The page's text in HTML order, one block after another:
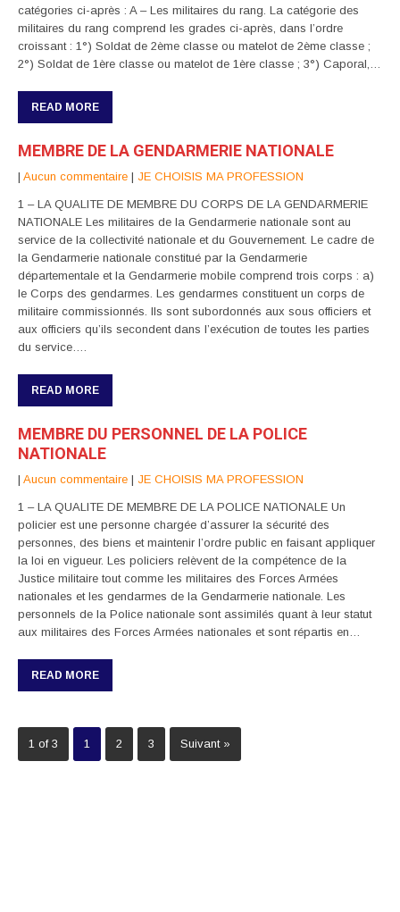
catégories ci-après : A – Les militaires du rang. La catégorie des
militaires du rang comprend les grades ci-après, dans l’ordre
croissant : 1°) Soldat de 2ème classe ou matelot de 2ème classe ;
2°) Soldat de 1ère classe ou matelot de 1ère classe ; 3°) Caporal,…
READ MORE
MEMBRE DE LA GENDARMERIE NATIONALE
| Aucun commentaire | JE CHOISIS MA PROFESSION
1 – LA QUALITE DE MEMBRE DU CORPS DE LA GENDARMERIE
NATIONALE Les militaires de la Gendarmerie nationale sont au
service de la collectivité nationale et du Gouvernement. Le cadre de
la Gendarmerie nationale constitué par la Gendarmerie
départementale et la Gendarmerie mobile comprend trois corps : a)
le Corps des gendarmes. Les gendarmes constituent un corps de
militaire commissionnés. Ils sont subordonnés aux sous officiers et
aux officiers qu’ils secondent dans l’exécution de toutes les parties
du service….
READ MORE
MEMBRE DU PERSONNEL DE LA POLICE
NATIONALE
| Aucun commentaire | JE CHOISIS MA PROFESSION
1 – LA QUALITE DE MEMBRE DE LA POLICE NATIONALE Un
policier est une personne chargée d’assurer la sécurité des
personnes, des biens et maintenir l’ordre public en faisant appliquer
la loi en vigueur. Les policiers relèvent de la compétence de la
Justice militaire tout comme les militaires des Forces Armées
nationales et les gendarmes de la Gendarmerie nationale. Les
personnels de la Police nationale sont assimilés quant à leur statut
aux militaires des Forces Armées nationales et sont répartis en…
READ MORE
1 of 3 1 2 3 Suivant »